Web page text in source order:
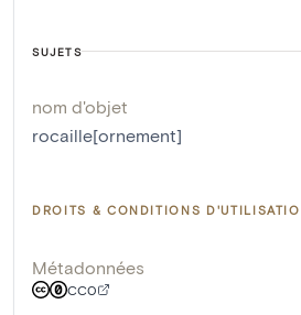
SUJETS
nom d'objet
rocaille[ornement]
DROITS & CONDITIONS
Métadonnées
CC0